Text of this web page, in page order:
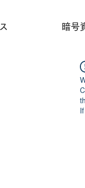
暗号